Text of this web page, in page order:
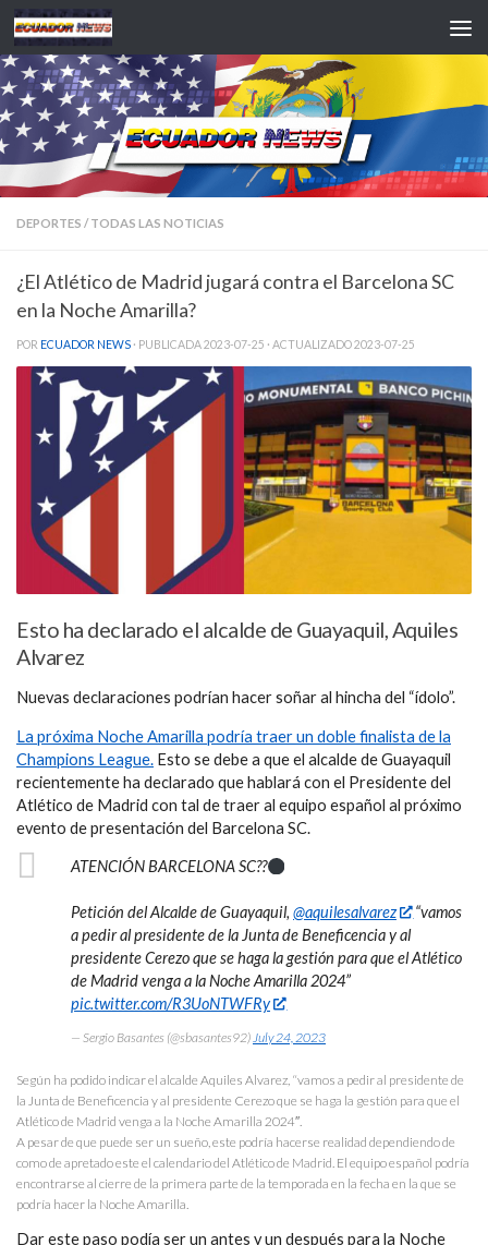
Saltar al contenido
DEPORTES / TODAS LAS NOTICIAS
¿El Atlético de Madrid jugará contra el Barcelona SC
en la Noche Amarilla?
POR ECUADOR NEWS · PUBLICADA2023-07-25 · ACTUALIZADO2023-07-25
Esto ha declarado el alcalde de Guayaquil, Aquiles
Alvarez
Nuevas declaraciones podrían hacer soñar al hincha del “ídolo”.
La próxima Noche Amarilla podría traer un doble finalista de la
Champions League. Esto se debe a que el alcalde de Guayaquil
recientemente ha declarado que hablará con el Presidente del
Atlético de Madrid con tal de traer al equipo español al próximo
evento de presentación del Barcelona SC.
ATENCIÓN BARCELONA SC??
Petición del Alcalde de Guayaquil, @aquilesalvarez
“vamos
a pedir al presidente de la Junta de Beneficencia y al
presidente Cerezo que se haga la gestión para que el Atlético
de Madrid venga a la Noche Amarilla 2024”
pic.twitter.com/R3UoNTWFRy
— Sergio Basantes (@sbasantes92)July 24, 2023
Según ha podido indicar el alcalde Aquiles Alvarez, “vamos a pedir al presidente de
la Junta de Beneficencia y al presidente Cerezo que se haga la gestión para que el
Atlético de Madrid venga a la Noche Amarilla 2024″.
A pesar de que puede ser un sueño, este podría hacerse realidad dependiendo de
como de apretado este el calendario del Atlético de Madrid. El equipo español podría
encontrarse al cierre de la primera parte de la temporada en la fecha en la que se
podría hacer la Noche Amarilla.
Dar este paso podía ser un antes y un después para la Noche